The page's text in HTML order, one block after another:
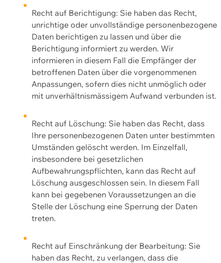
Recht auf Berichtigung: Sie haben das Recht,
unrichtige oder unvollständige personenbezogene
Daten berichtigen zu lassen und über die
Berichtigung informiert zu werden. Wir
informieren in diesem Fall die Empfänger der
betroffenen Daten über die vorgenommenen
Anpassungen, sofern dies nicht unmöglich oder
mit unverhältnismässigem Aufwand verbunden ist.
Recht auf Löschung: Sie haben das Recht, dass
Ihre personenbezogenen Daten unter bestimmten
Umständen gelöscht werden. Im Einzelfall,
insbesondere bei gesetzlichen
Aufbewahrungspflichten, kann das Recht auf
Löschung ausgeschlossen sein. In diesem Fall
kann bei gegebenen Voraussetzungen an die
Stelle der Löschung eine Sperrung der Daten
treten.
Recht auf Einschränkung der Bearbeitung: Sie
haben das Recht, zu verlangen, dass die